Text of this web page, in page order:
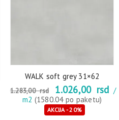
WALK soft grey 31×62
1.283,00rsd 1.026,00 rsd /
m2 (1580.04 po paketu)
AKCIJA - 20%